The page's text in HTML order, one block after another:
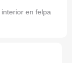
en felpa